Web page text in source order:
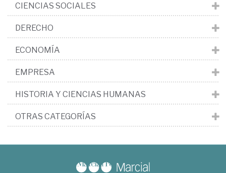
CIENCIAS SOCIALES
DERECHO
ECONOMÍA
EMPRESA
HISTORIA Y CIENCIAS HUMANAS
OTRAS CATEGORÍAS